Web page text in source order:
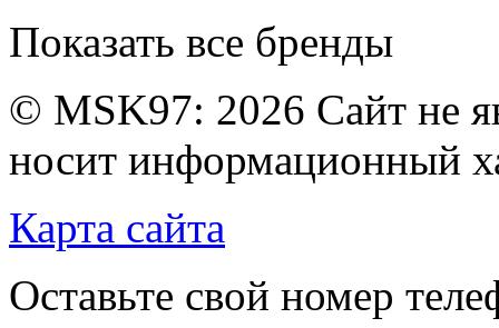
Показать все бренды
© MSK97: 2026 Сайт не
носит информационный
Карта сайта
Оставьте свой номер